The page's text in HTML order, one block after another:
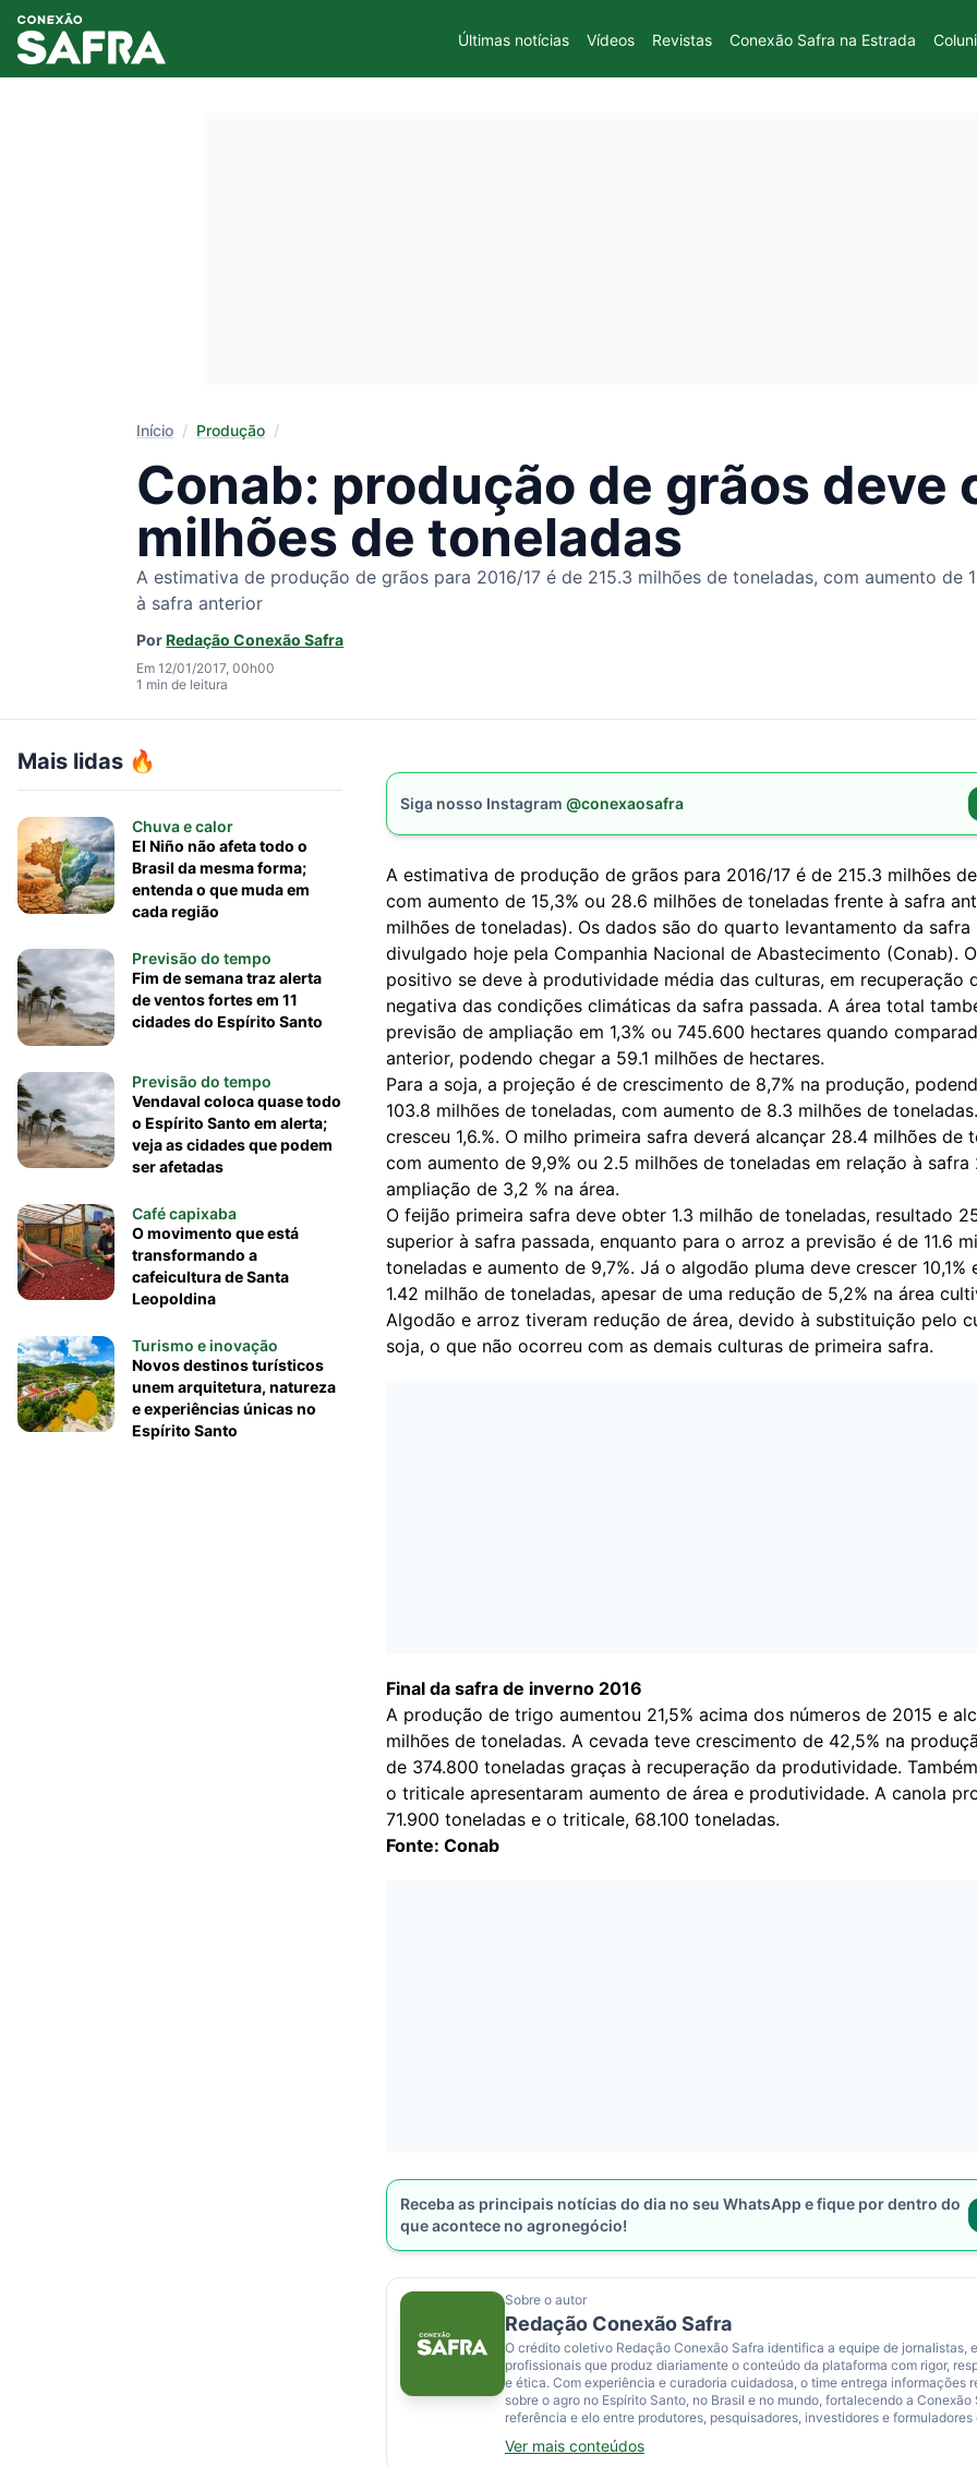
Últimas notícias Vídeos Revistas Conexão Safra na Estrada
Início / Produção /
Conab: produção de grãos deve
milhões de toneladas
A estimativa de produção de grãos para 2016/17 é de 215.3 milhões de toneladas, com aumento de
à safra anterior
PorRedação Conexão Safra
Em 12/01/2017, 00h00
1 min de leitura
Mais lidas 🔥
Chuva e calor
El Niño não afeta todo o
Brasil da mesma forma;
entenda o que muda em
cada região
Previsão do tempo
Fim de semana traz alerta
de ventos fortes em 11
cidades do Espírito Santo
Previsão do tempo
Vendaval coloca quase todo
o Espírito Santo em alerta;
veja as cidades que podem
ser afetadas
Café capixaba
O movimento que está
transformando a
cafeicultura de Santa
Leopoldina
Turismo e inovação
Novos destinos turísticos
unem arquitetura, natureza
e experiências únicas no
Espírito Santo
Siga nosso Instagram @conexaosafra
A estimativa de produção de grãos para 2016/17 é de 215.3 milhões
com aumento de 15,3% ou 28.6 milhões de toneladas frente à safra
milhões de toneladas). Os dados são do quarto levantamento da safra
divulgado hoje pela Companhia Nacional de Abastecimento (Conab).
positivo se deve à produtividade média das culturas, em recuperação
negativa das condições climáticas da safra passada. A área total
previsão de ampliação em 1,3% ou 745.600 hectares quando
anterior, podendo chegar a 59.1 milhões de hectares.
Para a soja, a projeção é de crescimento de 8,7% na produção,
103.8 milhões de toneladas, com aumento de 8.3 milhões de
cresceu 1,6.%. O milho primeira safra deverá alcançar 28.4 milhões de
com aumento de 9,9% ou 2.5 milhões de toneladas em relação à safra
ampliação de 3,2 % na área.
O feijão primeira safra deve obter 1.3 milhão de toneladas, resultado
superior à safra passada, enquanto para o arroz a previsão é de 11.6
toneladas e aumento de 9,7%. Já o algodão pluma deve crescer 10,1%
1.42 milhão de toneladas, apesar de uma redução de 5,2% na área
Algodão e arroz tiveram redução de área, devido à substituição pelo
soja, o que não ocorreu com as demais culturas de primeira safra.
Final da safra de inverno 2016
A produção de trigo aumentou 21,5% acima dos números de 2015 e
milhões de toneladas. A cevada teve crescimento de 42,5% na
de 374.800 toneladas graças à recuperação da produtividade.
o triticale apresentaram aumento de área e produtividade. A canola
71.900 toneladas e o triticale, 68.100 toneladas.
Fonte: Conab
Receba as principais notícias do dia no seu WhatsApp e fique por dentro do
que acontece no agronegócio!
Sobre o autor
Redação Conexão Safra
O crédito coletivo Redação Conexão Safra identifica a equipe de jornalistas,
profissionais que produz diariamente o conteúdo da plataforma com rigor,
e ética. Com experiência e curadoria cuidadosa, o time entrega informações
sobre o agro no Espírito Santo, no Brasil e no mundo, fortalecendo a Conexão
referência e elo entre produtores, pesquisadores, investidores e
Ver mais conteúdos